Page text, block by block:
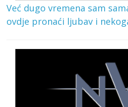
Već dugo vremena sam
ovdje pronaći ljubav i